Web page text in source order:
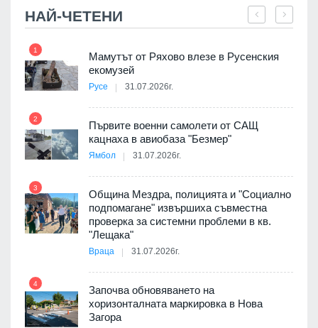
НАЙ-ЧЕТЕНИ
1
Мамутът от Ряхово влезе в Русенския
екомузей
Русе 31.07.2026г.
2
Първите военни самолети от САЩ
кацнаха в авиобаза "Безмер"
Ямбол 31.07.2026г.
3
Община Мездра, полицията и "Социално
подпомагане" извършиха съвместна
проверка за системни проблеми в кв.
"Лещака"
Враца 31.07.2026г.
4
Започва обновяването на
хоризонталната маркировка в Нова
Загора